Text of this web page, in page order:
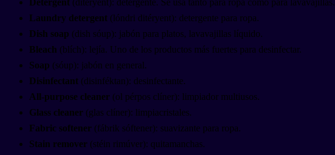
Laundry detergent (lóndri ditéryent): detergente para ropa.
Dish soap (dish sóup): jabón para platos, lavavajillas líquido.
Bleach (blích): lejía. Uno de los productos más fuertes para desinfectar.
Soap (sóup): jabón en general.
Disinfectant (disinféktan): desinfectante.
All-purpose cleaner (ol pérpos clíner): limpiador multiusos.
Glass cleaner (glas clíner): limpiacristales.
Fabric softener (fábrik sóftener): suavizante para ropa.
Stain remover (stéin rimúver): quitamanchas.